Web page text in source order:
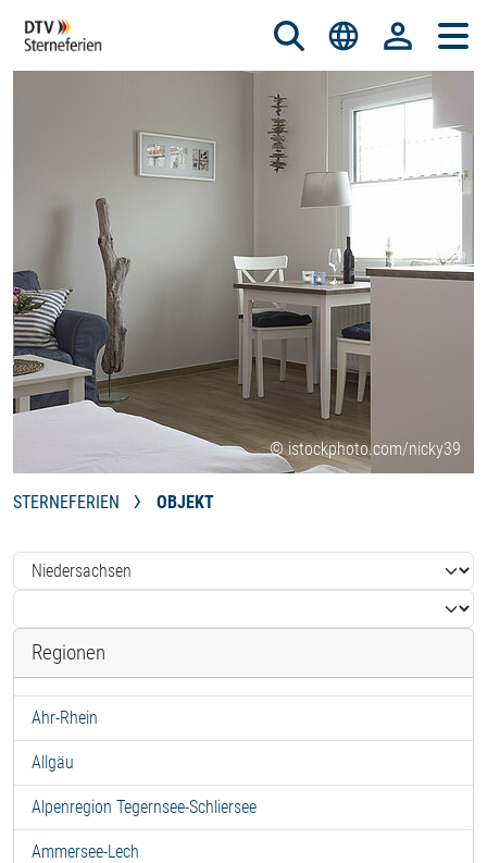
© istockphoto.com/nicky39
STERNEFERIEN OBJEKT
Regionen
Ahr-Rhein
Allgäu
Alpenregion Tegernsee-Schliersee
Ammersee-Lech